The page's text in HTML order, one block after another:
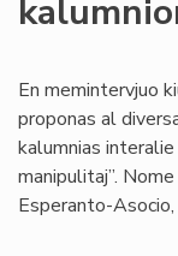
En memintervjuo
proponas al
kalumnias
manipulitaj”.
Esperanto-